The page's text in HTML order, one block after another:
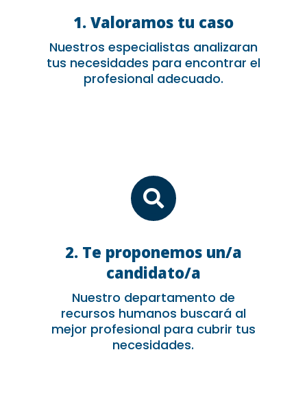
1. Valoramos tu caso
Nuestros especialistas analizaran
tus necesidades para encontrar el
profesional adecuado.

2. Te proponemos un/a
candidato/a
Nuestro departamento de
recursos humanos buscará al
mejor profesional para cubrir tus
necesidades.